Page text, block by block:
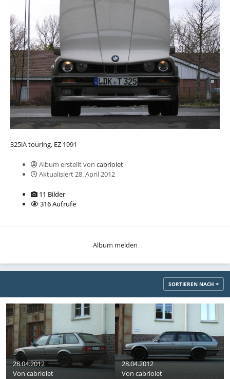
325iA touring, EZ 1991
Album erstellt von cabriolet
Aktualisiert28. April 2012
11 Bilder
316 Aufrufe
Album melden
SORTIEREN NACH
28.04.2012
Von cabriolet
28.04.2012
Von cabriolet